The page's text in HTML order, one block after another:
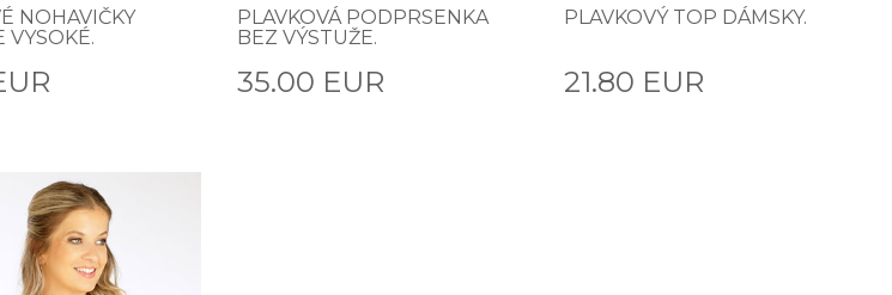
NOHAVIČKY
VYSOKÉ.
PLAVKOVÁ PODPRSENKA
BEZ VÝSTUŽE.
35.00 EUR
PLAVKOVÝ TOP DÁMSKY.
21.80 EUR